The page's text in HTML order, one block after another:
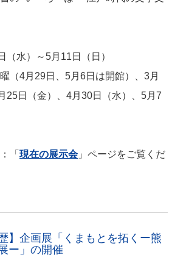
（水）～5月11日（日）
（4月29日、5月6日は開館）、3月
25日（金）、4月30日（水）、5月7
「 現在の展示会」ページをご覧くだ
】企画展「くまもとを拓くー熊
ー」の開催